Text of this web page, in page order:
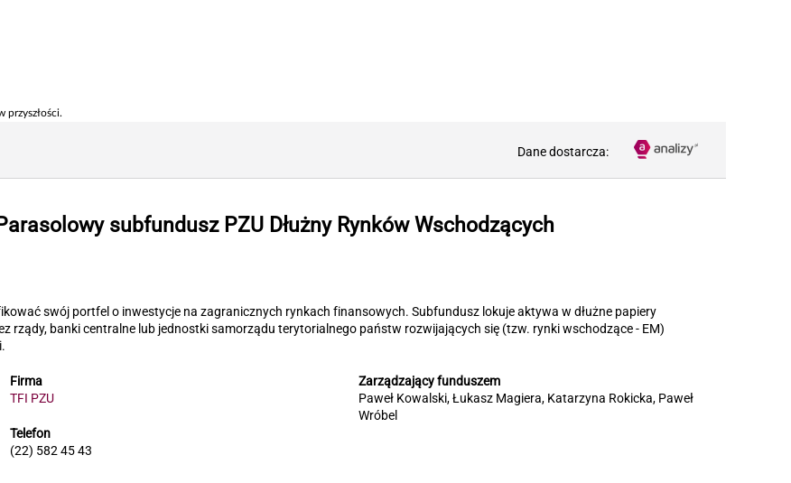
przyszłości.
Dane dostarcza:
subfundusz PZU Dłużny Rynków Wschodzących
swój portfel o inwestycje na zagranicznych rynkach finansowych. Subfundusz lokuje aktywa w dłużne papiery
rządy, banki centralne lub jednostki samorządu terytorialnego państw rozwijających się (tzw. rynki wschodzące - EM)
Firma
TFI PZU
Telefon
(22) 582 45 43
Zarządzający funduszem
Paweł Kowalski, Łukasz Magiera, Katarzyna Rokicka, Paweł
Wróbel